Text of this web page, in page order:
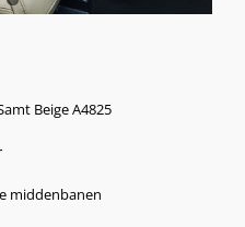
Beige A4825
middenbanen